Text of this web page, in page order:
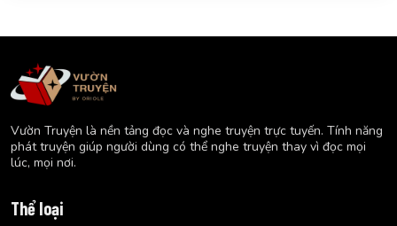
Vườn Truyện là nền tảng đọc và nghe truyện trực tuyến. Tính năng
phát truyện giúp người dùng có thể nghe truyện thay vì đọc mọi
lúc, mọi nơi.
Thể loại